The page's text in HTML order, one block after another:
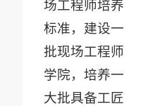
场工程师培养
标准，建设一
批现场工程师
学院，培养一
大批具备工匠